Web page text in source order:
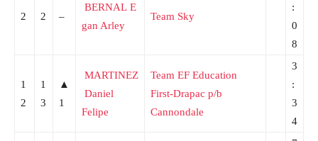
2 2 –
BERNAL E
gan Arley
Team Sky
:
0
8
1
2
1
3
▲
1
MARTINEZ
Daniel
Felipe
Team EF Education
First-Drapac p/b
Cannondale
3
:
3
4